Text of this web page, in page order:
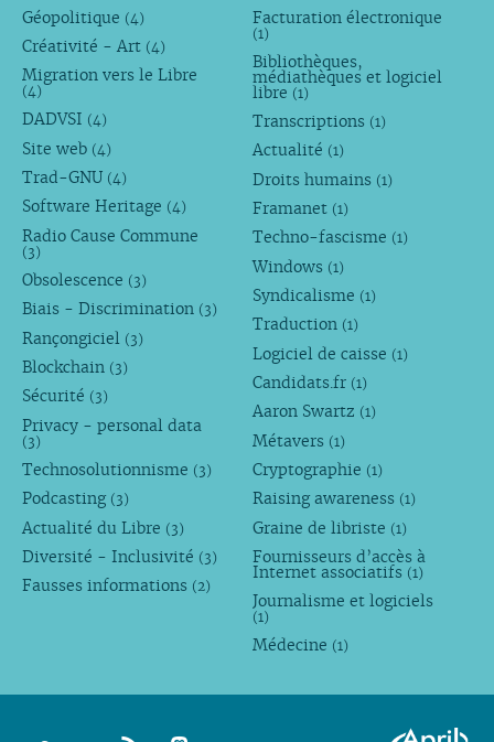
Géopolitique (4)
Créativité - Art (4)
Migration vers le Libre
(4)
DADVSI (4)
Site web (4)
Trad-GNU (4)
Software Heritage (4)
Radio Cause Commune
(3)
Obsolescence (3)
Biais - Discrimination (3)
Rançongiciel (3)
Blockchain (3)
Sécurité (3)
Privacy - personal data
(3)
Technosolutionnisme (3)
Podcasting (3)
Actualité du Libre (3)
Diversité - Inclusivité (3)
Fausses informations (2)
Facturation électronique
(1)
Bibliothèques,
médiathèques et logiciel
libre (1)
Transcriptions (1)
Actualité (1)
Droits humains (1)
Framanet (1)
Techno-fascisme (1)
Windows (1)
Syndicalisme (1)
Traduction (1)
Logiciel de caisse (1)
Candidats.fr (1)
Aaron Swartz (1)
Métavers (1)
Cryptographie (1)
Raising awareness (1)
Graine de libriste (1)
Fournisseurs d’accès à
Internet associatifs (1)
Journalisme et logiciels
(1)
Médecine (1)